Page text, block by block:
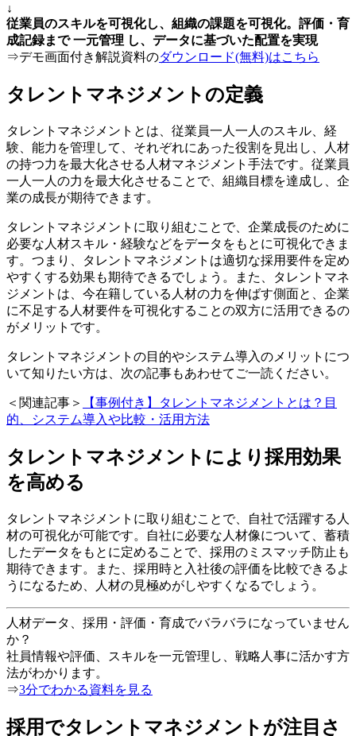
↓
従業員のスキルを可視化し、組織の課題を可視化。評価・育
成記録まで 一元管理 し、データに基づいた配置を実現
⇒デモ画面付き解説資料のダウンロード(無料)はこちら
タレントマネジメントの定義
タレントマネジメントとは、従業員一人一人のスキル、経
験、能力を管理して、それぞれにあった役割を見出し、人材
の持つ力を最大化させる人材マネジメント手法です。従業員
一人一人の力を最大化させることで、組織目標を達成し、企
業の成長が期待できます。
タレントマネジメントに取り組むことで、企業成長のために
必要な人材スキル・経験などをデータをもとに可視化できま
す。つまり、タレントマネジメントは適切な採用要件を定め
やすくする効果も期待できるでしょう。また、タレントマネ
ジメントは、今在籍している人材の力を伸ばす側面と、企業
に不足する人材要件を可視化することの双方に活用できるの
がメリットです。
タレントマネジメントの目的やシステム導入のメリットにつ
いて知りたい方は、次の記事もあわせてご一読ください。
＜関連記事＞
【事例付き】タレントマネジメントとは？目
的、システム導入や比較・活用方法
タレントマネジメントにより採用効果
を高める
タレントマネジメントに取り組むことで、自社で活躍する人
材の可視化が可能です。自社に必要な人材像について、蓄積
したデータをもとに定めることで、採用のミスマッチ防止も
期待できます。また、採用時と入社後の評価を比較できるよ
うになるため、人材の見極めがしやすくなるでしょう。
人材データ、採用・評価・育成でバラバラになっていません
か？
社員情報や評価、スキルを一元管理し、戦略人事に活かす方
法がわかります。
⇒3分でわかる資料を見る
採用でタレントマネジメントが注目さ